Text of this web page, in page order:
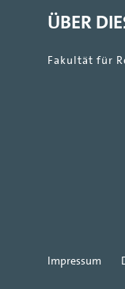
ÜBER
Fakultät für
Impressum